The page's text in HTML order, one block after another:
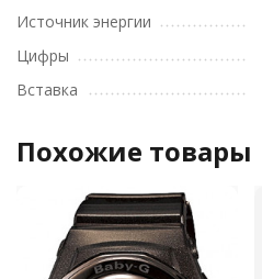
Источник энергии
Цифры
Вставка
Похожие товары